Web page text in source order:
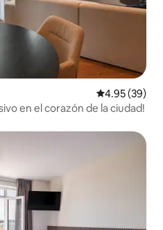
Calificación
4.95 (39)
en el corazón de la ciudad!